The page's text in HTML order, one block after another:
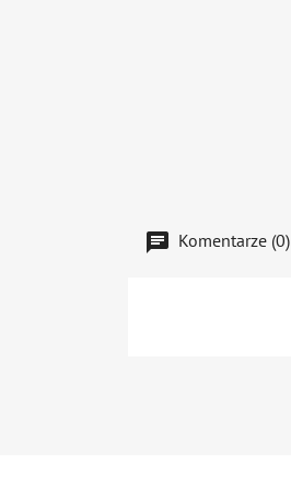
Komentarze (0)